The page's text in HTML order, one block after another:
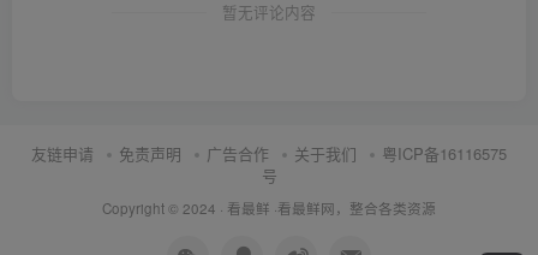
暂无评论内容
友链申请 免责声明 广告合作 关于我们
粤ICP备16116575
号
Copyright © 2024 · 看最鲜 ·看最鲜网，整合各类资源